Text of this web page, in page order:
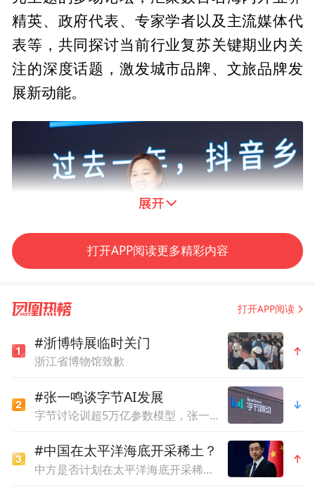
精英、政府代表、专家学者以及主流媒体代
表等，共同探讨当前行业复苏关键期业内关
注的深度话题，激发城市品牌、文旅品牌发
展新动能。
北京字节跳动公益基金会副理事长杨洁
7月4日，北京字节跳动公益基金会副理事长
杨洁出席分论坛"县域文旅高质量发展"，并
以《"山里Dou是好风光"的乡村之旅》为主题
发表主题演讲，展示了抖音在乡村文旅上的
探索与思考。
打开APP阅读更多精彩内容
打开APP阅读
#浙博特展临时关门
浙江省博物馆致歉
#张一鸣谈字节AI发展
字节讨论训超5万亿参数模型，张一鸣：不蒸馏、别被Coding这种短期热点影响
#中国在太平洋海底开采稀土？
中方是否计划在太平洋海底开采稀土？外交部回应